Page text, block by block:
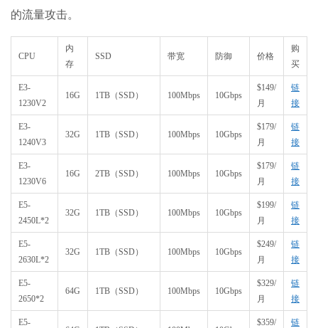
的流量攻击。
CPU
内
存
SSD 带宽 防御 价格
购
买
E3-
1230V2
16G 1TB（SSD） 100Mbps 10Gbps
$149/
月
链
接
E3-
1240V3
32G 1TB（SSD） 100Mbps 10Gbps
$179/
月
链
接
E3-
1230V6
16G 2TB（SSD） 100Mbps 10Gbps
$179/
月
链
接
E5-
2450L*2
32G 1TB（SSD） 100Mbps 10Gbps
$199/
月
链
接
E5-
2630L*2
32G 1TB（SSD） 100Mbps 10Gbps
$249/
月
链
接
E5-
2650*2
64G 1TB（SSD） 100Mbps 10Gbps
$329/
月
链
接
E5-
$359/
链